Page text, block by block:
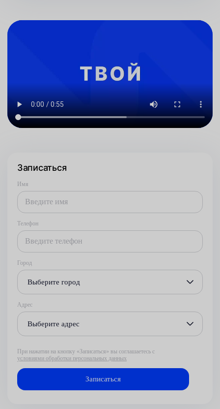
Записаться
Имя
Телефон
Город
Выберите город
Адрес
Выберите адрес
При нажатии на кнопку «Записаться» вы соглашаетесь с
условиями обработки персональных данных